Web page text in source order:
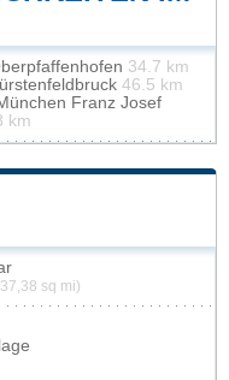
34.7 km
46.5 km
Franz Josef
km
sq mi)